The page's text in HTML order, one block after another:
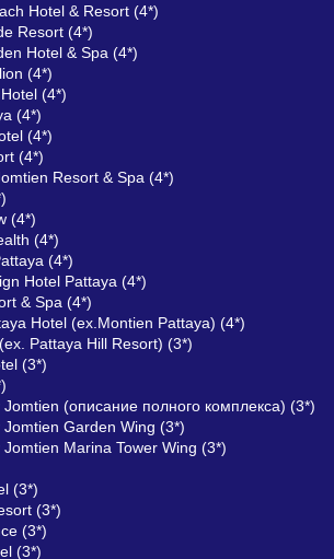
Hotel & Resort (4*)
Resort (4*)
Hotel & Spa (4*)
(4*)
(4*)
(4*)
(4*)
(4*)
Resort & Spa (4*)
(4*)
(4*)
(4*)
Hotel Pattaya (4*)
& Spa (4*)
Hotel (ex.Montien Pattaya) (4*)
Pattaya Hill Resort) (3*)
(3*)
(описание полного комплекса) (3*)
Garden Wing (3*)
Marina Tower Wing (3*)
(3*)
(3*)
(3*)
(3*)